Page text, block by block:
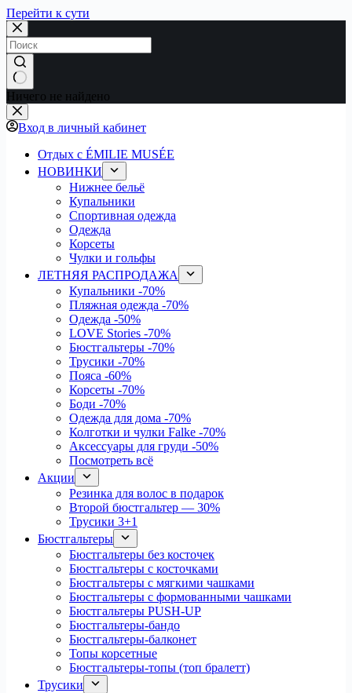
Перейти к сути
Ничего не найдено
Вход в личный кабинет
Отдых с ÉMILIE MUSÉE
НОВИНКИ
Нижнее бельё
Купальники
Спортивная одежда
Одежда
Корсеты
Чулки и гольфы
ЛЕТНЯЯ РАСПРОДАЖА
Купальники -70%
Пляжная одежда -70%
Одежда -50%
LOVE Stories -70%
Бюстгальтеры -70%
Трусики -70%
Пояса -60%
Корсеты -70%
Боди -70%
Одежда для дома -70%
Колготки и чулки Falke -70%
Аксессуары для груди -50%
Посмотреть всё
Акции
Резинка для волос в подарок
Второй бюстгальтер — 30%
Трусики 3+1
Бюстгальтеры
Бюстгальтеры без косточек
Бюстгальтеры с косточками
Бюстгальтеры с мягкими чашками
Бюстгальтеры с формованными чашками
Бюстгальтеры PUSH-UP
Бюстгальтеры-бандо
Бюстгальтеры-балконет
Топы корсетные
Бюстгальтеры-топы (топ бралетт)
Трусики